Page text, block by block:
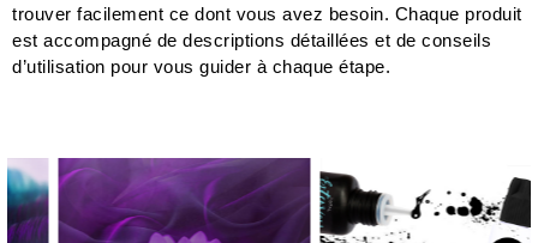
trouver facilement ce dont vous avez besoin. Chaque produit
est accompagné de descriptions détaillées et de conseils
d’utilisation pour vous guider à chaque étape.